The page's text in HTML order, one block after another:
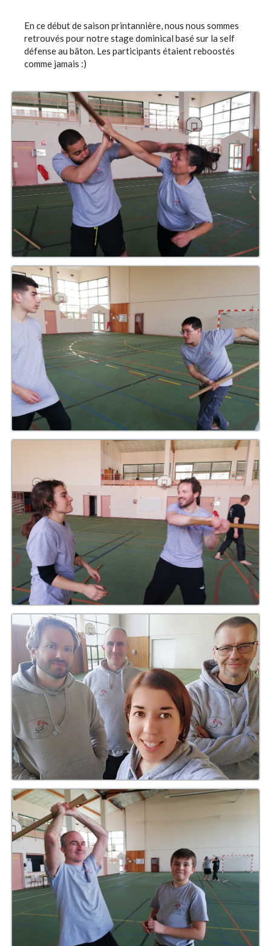
En ce début de saison printannière, nous nous sommes
retrouvés pour notre stage dominical basé sur la self
défense au bâton. Les participants étaient reboostés
comme jamais :)